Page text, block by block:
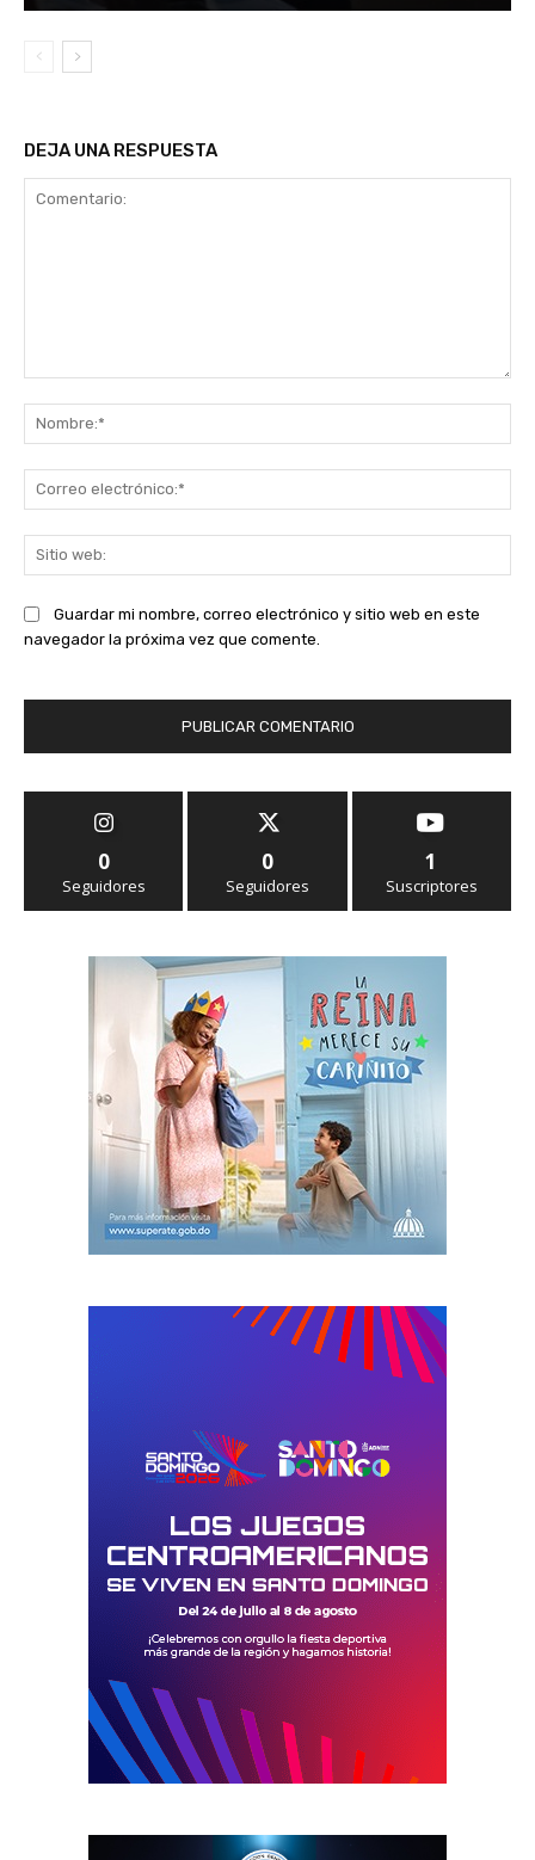
DEJA UNA RESPUESTA
Guardar mi nombre, correo electrónico y sitio web en este
navegador la próxima vez que comente.
0
Seguidores
0
Seguidores
1
Suscriptores